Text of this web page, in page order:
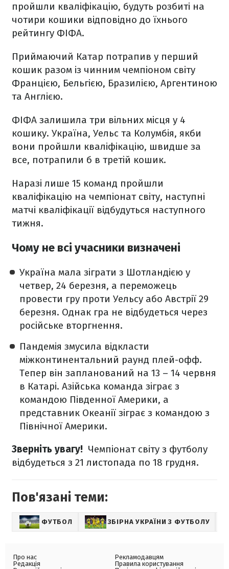
пройшли кваліфікацію, будуть розбиті на
чотири кошики відповідно до їхнього
рейтингу ФІФА.
Приймаючий Катар потрапив у перший
кошик разом із чинним чемпіоном світу
Францією, Бельгією, Бразилією, Аргентиною
та Англією.
ФІФА залишила три вільних місця у 4
кошику. Україна, Уельс та Колумбія, якби
вони пройшли кваліфікацію, швидше за
все, потрапили б в третій кошик.
Наразі лише 15 команд пройшли
кваліфікацію на чемпіонат світу, наступні
матчі кваліфікації відбудуться наступного
тижня.
Чому не всі учасники визначені
Україна мала зіграти з Шотландією у
четвер, 24 березня, а переможець
провести гру проти Уельсу або Австрії 29
березня. Однак гра не відбудеться через
російське вторгнення.
Пандемія змусила відкласти
міжконтинентальний раунд плей-офф.
Тепер він запланований на 13 – 14 червня
в Катарі. Азійська команда зіграє з
командою Південної Америки, а
представник Океанії зіграє з командою з
Північної Америки.
Зверніть увагу! Чемпіонат світу з футболу
відбудеться з 21 листопада по 18 грудня.
Пов'язані теми:
ФУТБОЛ ЗБІРНА УКРАЇНИ З ФУТБОЛУ
Про нас
Редакція
Рекламодавцям
Правила користування